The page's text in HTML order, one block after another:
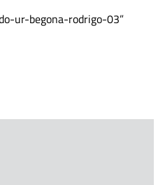
ur-begona-rodrigo-03